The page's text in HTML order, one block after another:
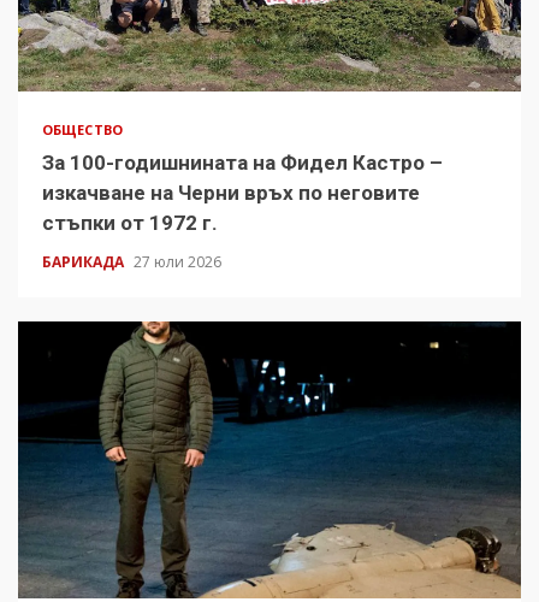
ОБЩЕСТВО
За 100-годишнината на Фидел Кастро –
изкачване на Черни връх по неговите
стъпки от 1972 г.
БАРИКАДА 27 юли 2026